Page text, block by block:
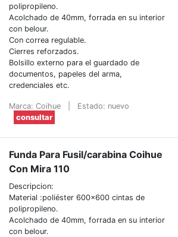
polipropileno.
Acolchado de 40mm, forrada en su interior
con belour.
Con correa regulable.
Cierres reforzados.
Bolsillo externo para el guardado de
documentos, papeles del arma,
credenciales etc.
Marca: Coihue
Estado: nuevo
consultar
Funda Para Fusil/carabina Coihue
Con Mira 110
Descripcion:
Material :poliéster 600x600 cintas de
polipropileno.
Acolchado de 40mm, forrada en su interior
con belour.